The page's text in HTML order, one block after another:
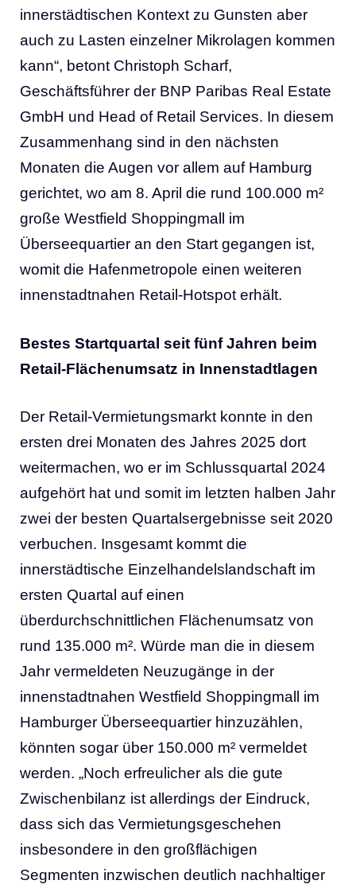
innerstädtischen Kontext zu Gunsten aber
auch zu Lasten einzelner Mikrolagen kommen
kann“, betont Christoph Scharf,
Geschäftsführer der BNP Paribas Real Estate
GmbH und Head of Retail Services. In diesem
Zusammenhang sind in den nächsten
Monaten die Augen vor allem auf Hamburg
gerichtet, wo am 8. April die rund 100.000 m²
große Westfield Shoppingmall im
Überseequartier an den Start gegangen ist,
womit die Hafenmetropole einen weiteren
innenstadtnahen Retail-Hotspot erhält.
Bestes Startquartal seit fünf Jahren beim
Retail-Flächenumsatz in Innenstadtlagen
Der Retail-Vermietungsmarkt konnte in den
ersten drei Monaten des Jahres 2025 dort
weitermachen, wo er im Schlussquartal 2024
aufgehört hat und somit im letzten halben Jahr
zwei der besten Quartalsergebnisse seit 2020
verbuchen. Insgesamt kommt die
innerstädtische Einzelhandelslandschaft im
ersten Quartal auf einen
überdurchschnittlichen Flächenumsatz von
rund 135.000 m². Würde man die in diesem
Jahr vermeldeten Neuzugänge in der
innenstadtnahen Westfield Shoppingmall im
Hamburger Überseequartier hinzuzählen,
könnten sogar über 150.000 m² vermeldet
werden. „Noch erfreulicher als die gute
Zwischenbilanz ist allerdings der Eindruck,
dass sich das Vermietungsgeschehen
insbesondere in den großflächigen
Segmenten inzwischen deutlich nachhaltiger